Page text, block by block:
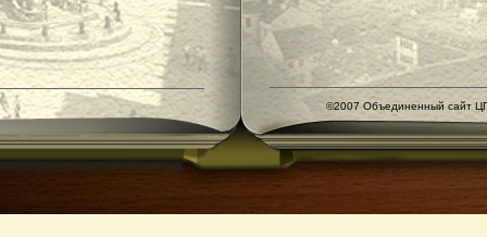
©2007 Объединенный сайт